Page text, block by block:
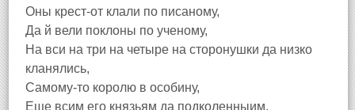
Оны крест-от клали по писаному,
Да й вели поклоны по ученому,
На вси на три на четыре на сторонушки да низко
кланялись,
Самому-то королю в особину,
Еще всим его князьям да подколенныим.